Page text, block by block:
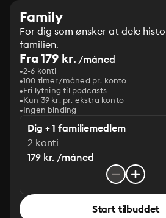
Family
For dig som ønsker at dele
familien.
Fra 179 kr./måned
2-6 konti
100 timer/måned pr. konto
Fri lytning til podcasts
Kun 39 kr. pr. ekstra konto
Ingen binding
Dig + 1 familiemedlem
2 konti
179 kr. /måned
Start tilbuddet